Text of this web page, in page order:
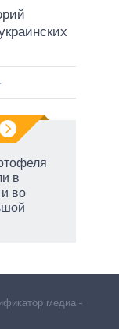
в
во
медиа –